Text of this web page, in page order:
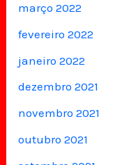
março 2022
fevereiro 2022
janeiro 2022
dezembro 2021
novembro 2021
outubro 2021